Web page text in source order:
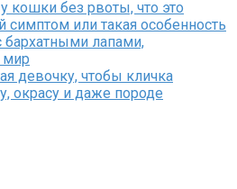
без рвоты, что это
симптом или такая особенность
бархатными лапами,
мир
девочку, чтобы кличка
окрасу и даже породе